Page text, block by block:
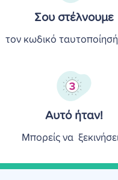
Σου στέλνουμε
τον κωδικό
Αυτό ήταν!
Μπορείς να